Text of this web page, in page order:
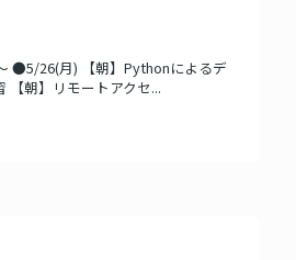
●5/26(月) 【朝】Pythonによるデ
【朝】リモートアクセ...